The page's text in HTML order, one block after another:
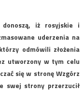
donoszą, iż rosyjskie i
uderzenia na
odmówili złożenia
utworzony w tym celu
się w stronę Wzgórz
swej strony przerzucił